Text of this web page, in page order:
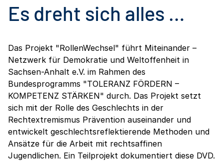
Es dreht sich alles …
Das Projekt "RollenWechsel" führt Miteinander –
Netzwerk für Demokratie und Weltoffenheit in
Sachsen-Anhalt e.V. im Rahmen des
Bundesprogramms "TOLERANZ FÖRDERN –
KOMPETENZ STÄRKEN" durch. Das Projekt setzt
sich mit der Rolle des Geschlechts in der
Rechtextremismus Prävention auseinander und
entwickelt geschlechtsreflektierende Methoden und
Ansätze für die Arbeit mit rechtsaffinen
Jugendlichen. Ein Teilprojekt dokumentiert diese DVD.